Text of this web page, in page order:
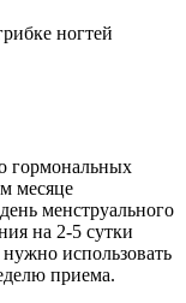
ногтей
гормональных
месяце
менструального
на 2-5 сутки
использовать
приема.